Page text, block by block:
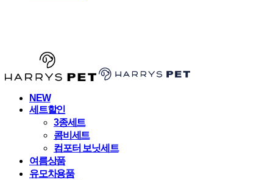
NEW
세트할인
3종세트
콤비세트
컴포터 보닛세트
여름상품
유모차용품